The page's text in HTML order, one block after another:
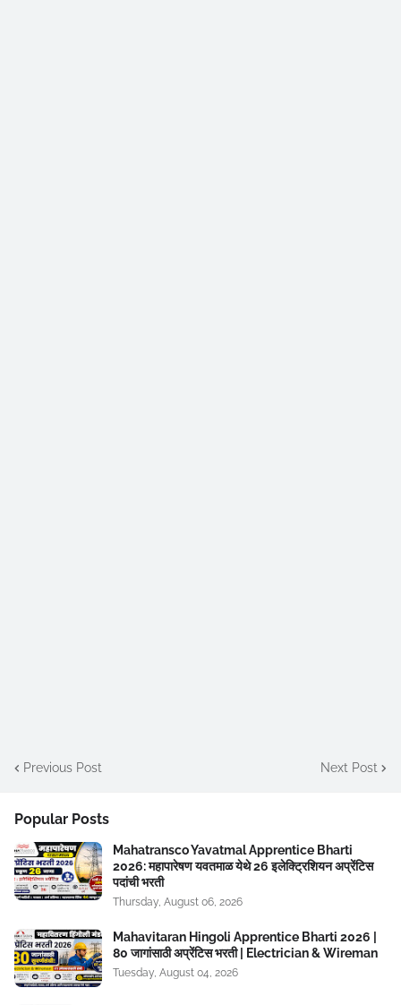
Previous Post Next Post
Popular Posts
Mahatransco Yavatmal Apprentice Bharti
2026: महापारेषण यवतमाळ येथे 26 इलेक्ट्रिशियन अप्रेंटिस
पदांची भरती
Thursday, August 06, 2026
Mahavitaran Hingoli Apprentice Bharti 2026 |
80 जागांसाठी अप्रेंटिस भरती | Electrician & Wireman
Tuesday, August 04, 2026